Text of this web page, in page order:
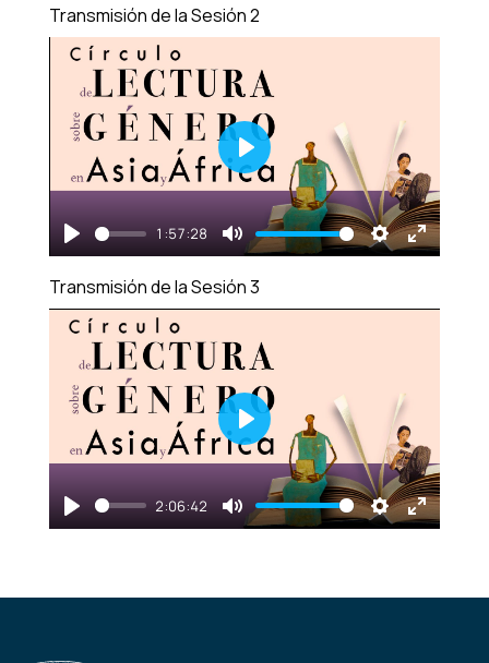
Transmisión de la Sesión 2
Play
1:57:28
Mute Settings
Enter
Play
Transmisión de la Sesión 3
Play
2:06:42
Mute Settings
Enter
Play